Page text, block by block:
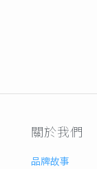
關於我們
品牌故事